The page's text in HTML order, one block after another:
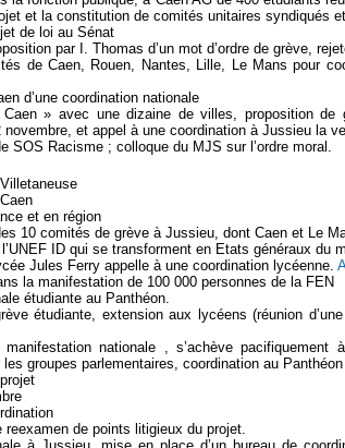
et la constitution de comités unitaires syndiqués
de loi au Sénat
par I. Thomas d’un mot d’ordre de grève,
de Caen, Rouen, Nantes, Lille, Le Mans pour
d’une coordination nationale
» avec une dizaine de villes, proposition de
et appel à une coordination à Jussieu la
SOS Racisme ; colloque du MJS sur l’ordre moral.
et en région
10 comités de grève à Jussieu, dont Caen et Le
ID qui se transforment en Etats généraux du
Jules Ferry appelle à une coordination lycéenne.
la manifestation de 100 000 personnes de la FEN
étudiante au Panthéon.
étudiante, extension aux lycéens (réunion
nationale , s’achève pacifiquement
groupes parlementaires, coordination au
de points litigieux du projet.